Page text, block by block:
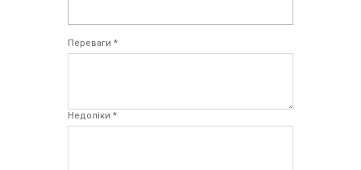
Переваги *
Недоліки *